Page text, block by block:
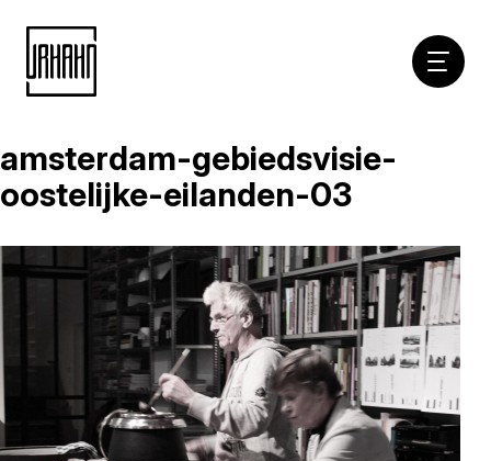
Naar
amsterdam-gebiedsvisie-
oostelijke-eilanden-03